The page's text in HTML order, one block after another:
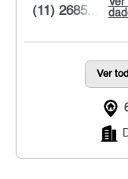
(11) 2685...
Ver